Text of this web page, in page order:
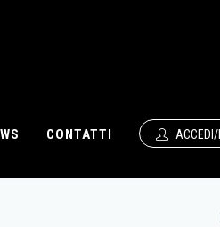
CONTATTI ACCEDI/